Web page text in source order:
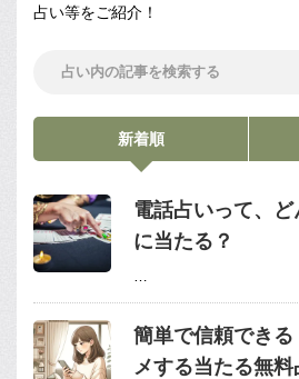
占い等をご紹介！
新着順
電話占いって、
に当たる？
…
簡単で信頼でき
メする当たる無